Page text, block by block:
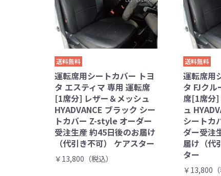
送料無料
運転席用シートカバー トヨ
タ エスティマ 専用 運転席
[1席分] レザー＆メッシュ
HYADVANCE ブラック シー
トカバー Z-style オーダー
受注生産 約45日後のお届け
（代引き不可） ケアスター
￥13,800（税込）
送料無料
運転席用
タ FJク
席[1席分]
ュ
シートカ
ダー受注
届け（代
ター
￥13,800（